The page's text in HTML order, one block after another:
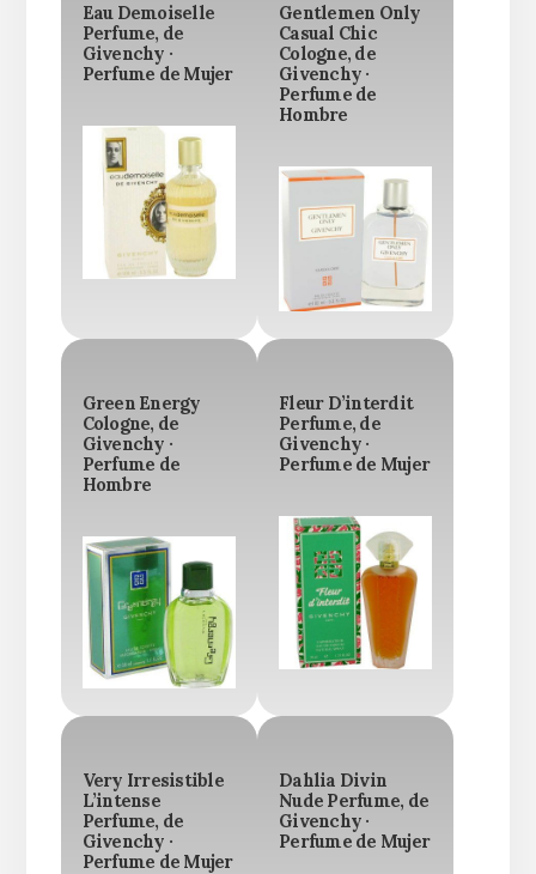
Eau Demoiselle
Perfume, de
Givenchy ·
Perfume de Mujer
Gentlemen Only
Casual Chic
Cologne, de
Givenchy ·
Perfume de
Hombre
Green Energy
Cologne, de
Givenchy ·
Perfume de
Hombre
Fleur D’interdit
Perfume, de
Givenchy ·
Perfume de Mujer
Very Irresistible
L’intense
Perfume, de
Givenchy ·
Perfume de Mujer
Dahlia Divin
Nude Perfume, de
Givenchy ·
Perfume de Mujer